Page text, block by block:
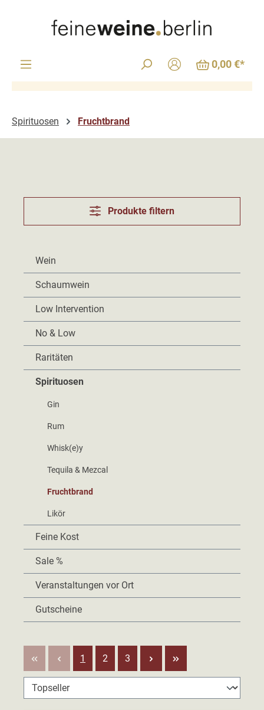
0,00 €*
Spirituosen Fruchtbrand
Produkte filtern
Wein
Schaumwein
Low Intervention
No & Low
Raritäten
Spirituosen
Gin
Rum
Whisk(e)y
Tequila & Mezcal
Fruchtbrand
Likör
Feine Kost
Sale %
Veranstaltungen vor Ort
Gutscheine
Seite
1 Seite
2 Seite
3